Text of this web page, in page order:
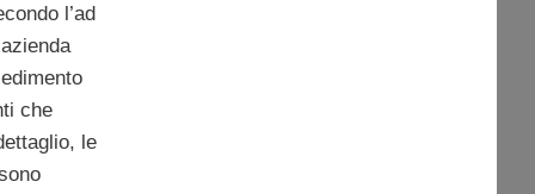
l’ad
che
le